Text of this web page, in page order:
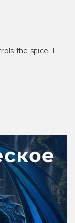
the spice, I